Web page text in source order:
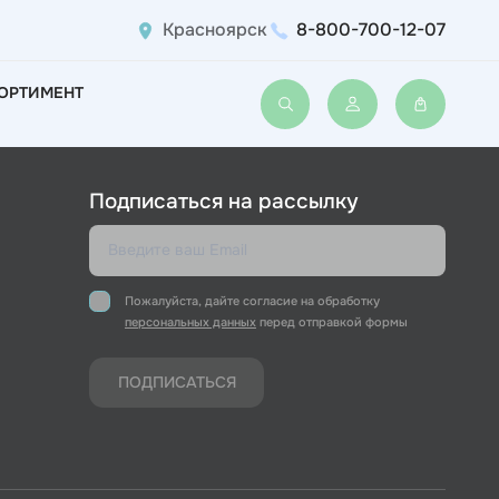
Красноярск 8-800-700-12-07
не
Войти или
Подписаться на рассылку
Пожалуйста, дайте согласие на обработку
персональных данныхперед отправкой формы
ПОДПИСАТЬСЯ